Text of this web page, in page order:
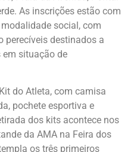
As inscrições estão com
social, com
perecíveis destinados a
situação de
do Atleta, com camisa
pochete esportiva e
dos kits acontece nos
da AMA na Feira dos
os três primeiros